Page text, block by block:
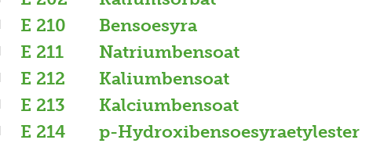
E 210 Bensoesyra
E 211 Natriumbensoat
E 212 Kaliumbensoat
E 213 Kalciumbensoat
E 214 p-Hydroxibensoesyraetylester